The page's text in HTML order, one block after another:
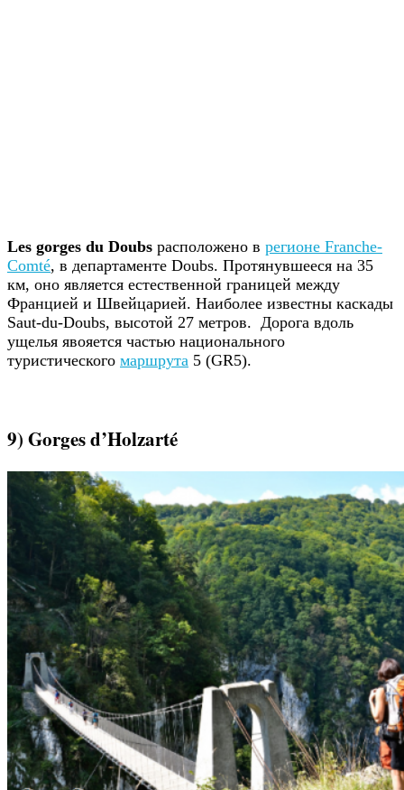
Les gorges du Doubs расположено в регионе Franche-
Comté, в департаменте Doubs. Протянувшееся на 35
км, оно является естественной границей между
Францией и Швейцарией. Наиболее известны каскады
Saut-du-Doubs, высотой 27 метров. Дорога вдоль
ущелья явояется частью национального
туристического маршрута 5 (GR5).
9) Gorges d’Holzarté